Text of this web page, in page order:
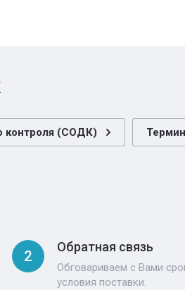
контроля (СОДК)
2
Обратная связь
Обговариваем с Вами
условия поставки.